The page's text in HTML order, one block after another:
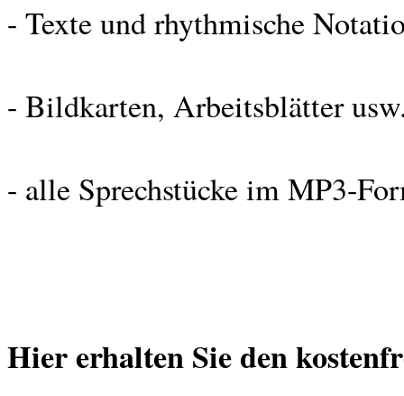
- Texte und rhythmische
- Bildkarten, Arbeitsblätter
- alle Sprechstücke im MP3-
Hier erhalten Sie den